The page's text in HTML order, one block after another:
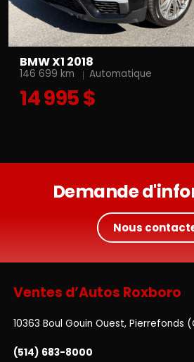
BMW X1 2018
146 699 km Automatique
14 995 $
Demande
Nous
Ventes d’Autos Roxboro
10363 Boul Gouin Ouest, Pierrefonds
(514) 683-8000